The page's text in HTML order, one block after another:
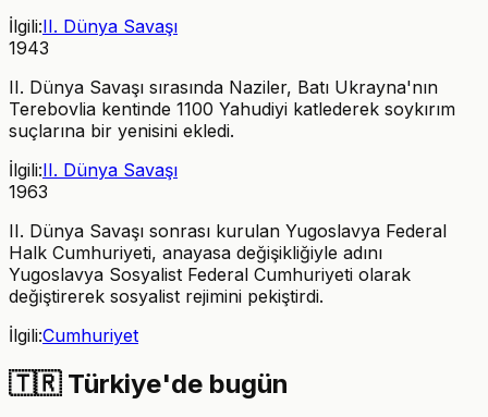
İlgili:II. Dünya Savaşı
1943
II. Dünya Savaşı sırasında Naziler, Batı Ukrayna'nın
Terebovlia kentinde 1100 Yahudiyi katlederek soykırım
suçlarına bir yenisini ekledi.
İlgili:II. Dünya Savaşı
1963
II. Dünya Savaşı sonrası kurulan Yugoslavya Federal
Halk Cumhuriyeti, anayasa değişikliğiyle adını
Yugoslavya Sosyalist Federal Cumhuriyeti olarak
değiştirerek sosyalist rejimini pekiştirdi.
İlgili:Cumhuriyet
🇹🇷 Türkiye'de bugün